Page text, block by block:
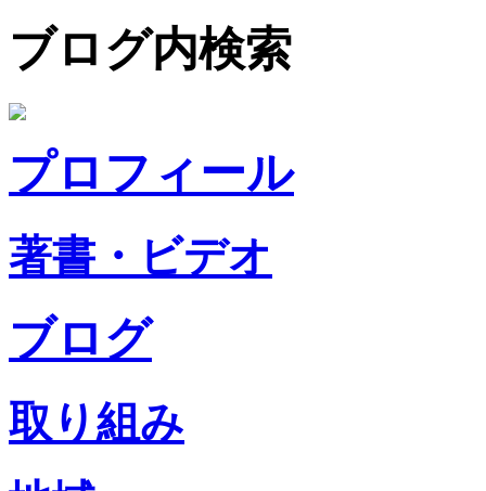
ブログ内検索
プロフィール
著書・ビデオ
ブログ
取り組み